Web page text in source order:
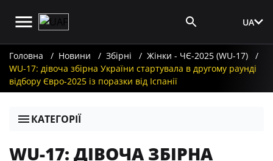
UA
Головна Новини Збірні
Жінки - ЧЄ-2025 (WU-17)
WU-17: дівоча збірна України стартувала в другому раунді
відбору Євро-2025 із поразки від Іспанії
КАТЕГОРІЇ
WU-17: ДІВОЧА ЗБІРНА